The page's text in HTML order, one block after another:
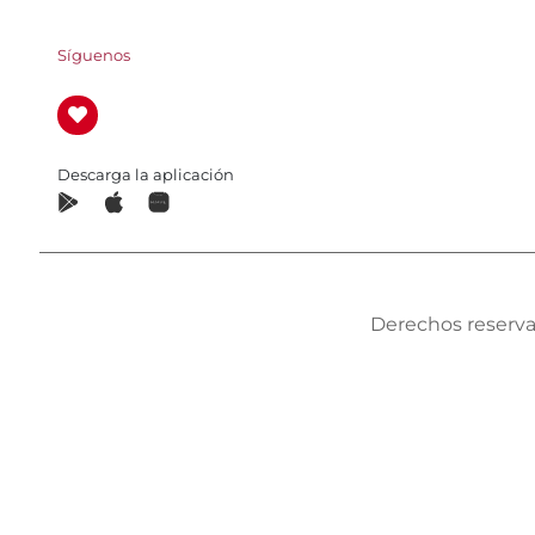
Síguenos
Descarga la aplicación
Derechos